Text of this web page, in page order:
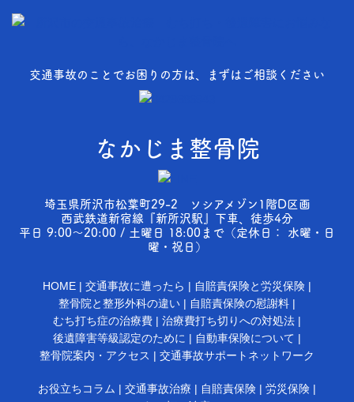
交通事故のことでお困りの方は、まずはご相談ください
なかじま整骨院
埼玉県所沢市松葉町29-2 ソシアメゾン1階D区画
西武鉄道新宿線『新所沢駅』下車、徒歩4分
平日 9:00～20:00 / 土曜日 18:00まで（定休日： 水曜・日
曜・祝日）
HOME 交通事故に遭ったら
自賠責保険と労災保険
整骨院と整形外科の違い
自賠責保険の慰謝料
むち打ち症の治療費
治療費打ち切りへの対処法
後遺障害等級認定のために
自動車保険について
整骨院案内・アクセス
交通事故サポートネットワーク
お役立ちコラム 交通事故治療 自賠責保険
労災保険